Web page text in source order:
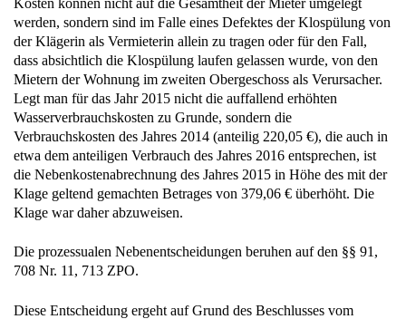
werden, sondern sind im Falle eines Defektes der Klospülung von
der Klägerin als Vermieterin allein zu tragen oder für den Fall,
dass absichtlich die Klospülung laufen gelassen wurde, von den
Mietern der Wohnung im zweiten Obergeschoss als Verursacher.
Legt man für das Jahr 2015 nicht die auffallend erhöhten
Wasserverbrauchskosten zu Grunde, sondern die
Verbrauchskosten des Jahres 2014 (anteilig 220,05 €), die auch in
etwa dem anteiligen Verbrauch des Jahres 2016 entsprechen, ist
die Nebenkostenabrechnung des Jahres 2015 in Höhe des mit der
Klage geltend gemachten Betrages von 379,06 € überhöht. Die
Klage war daher abzuweisen.
Die prozessualen Nebenentscheidungen beruhen auf den §§ 91,
708 Nr. 11, 713 ZPO.
Diese Entscheidung ergeht auf Grund des Beschlusses vom